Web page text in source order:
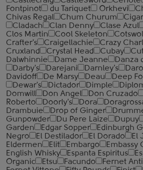
Fontpinot
du Tariquet Orkhevi
Chivas Regal
Chum Churum
Cladach
Clan Denny Clase Azul
Clos Martin
Cool Skeleton
Crafter's
Craigellachie Crazy
Cruxland
Crystal Head Cubay
Dalwhinnie
Dame Jeanne Danza
Darby's
Darejani Darnley's
Davidoff
De Marsy Deau Deep
Dewar's
Dictador Dimple
Domwill
Don Angel Don Cruzado
Roberto
Doorly's Dora
Drambuie
Drop of Ginger
Gunpowder
Du Pere Laize Dupuy
Garden
Edgar Sopper Edinburgh
Negro
El Destilador El Dorado El
Eldermen
Elit Embargo Embassy
English Whisky
Espanta Espiritus
Organic
Etsu Facundo Fernet